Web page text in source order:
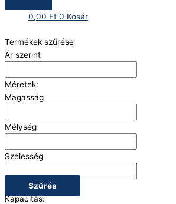
0,00 Ft 0 Kosár
Termékek szűrése
Ár szerint
Méretek:
Magasság
Mélység
Szélesség
Szűrés
Kapacitás: